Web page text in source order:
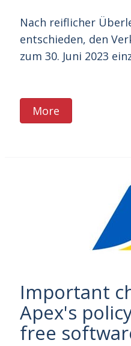
Nach reiflicher
entschieden, den
zum 30. Juni 2023
More
Important
Apex's
free